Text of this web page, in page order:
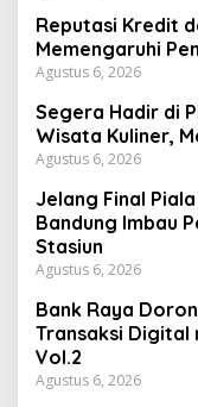
Reputasi Kredit
Memengaruhi
Agustus 6, 2026
Segera Hadir di
Wisata Kuliner,
Agustus 6, 2026
Jelang Final
Bandung Imbau
Stasiun
Agustus 6, 2026
Bank Raya
Transaksi Digital
Vol.2
Agustus 6, 2026